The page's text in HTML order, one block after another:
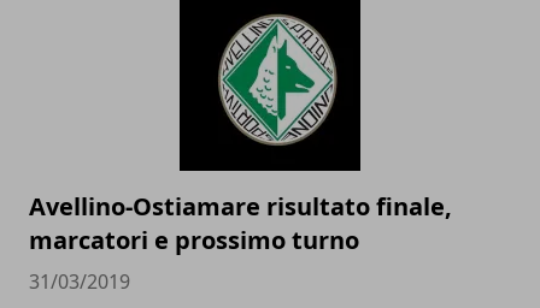
Avellino-Ostiamare risultato finale,
marcatori e prossimo turno
31/03/2019